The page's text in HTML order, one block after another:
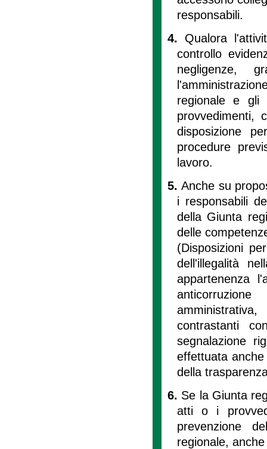
responsabili.
4. Qualora
controllo
negligenze,
regionale e gli
provvedimenti,
disposizione
procedure
lavoro.
5.Anche su
i responsabili
della Giunta
delle
(Disposizioni
dell'illegalità
appartenenza
contrastanti
segnalazione
effettuata
della
6. Se la Giunta
atti o i
prevenzione
regionale,